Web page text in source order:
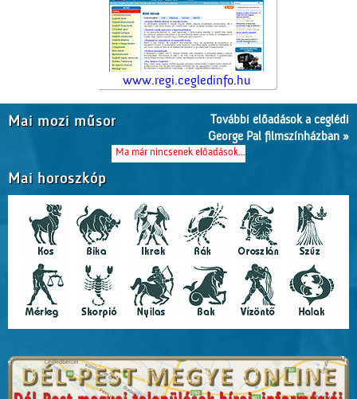
www.regi.cegledinfo.hu
Mai mozi műsor
További előadások a ceglédi
George Pal filmszínházban »
Ma már nincsenek előadások...
Mai horoszkóp